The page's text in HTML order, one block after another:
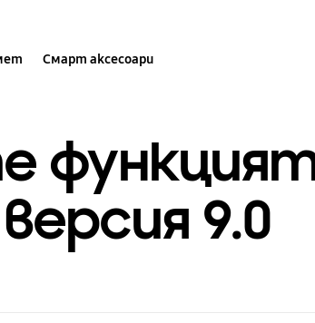
Смарт аксесоари
9.0